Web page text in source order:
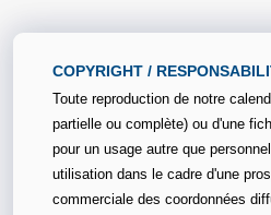
COPYRIGHT /
Toute reproduction de notre
partielle ou complète) ou d'une
pour un usage autre que
utilisation dans le cadre d'une
commerciale des coordonnées